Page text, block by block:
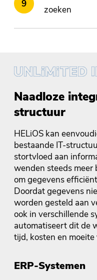
zoeken
Naadloze
structuur
HELiOS kan
bestaande IT-
stortvloed aan
wenden steeds
om gegevens
Doordat gegevens
worden gesteld aan
ook in verschillende
automatiseert dit de
tijd, kosten en
ERP-Systemen